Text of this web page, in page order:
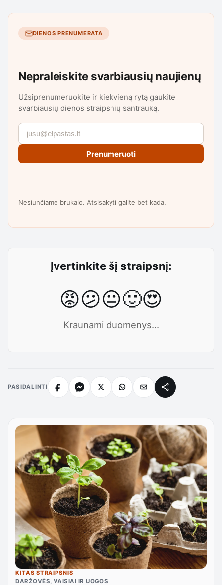
DIENOS PRENUMERATA
Nepraleiskite svarbiausių naujienų
Užsiprenumeruokite ir kiekvieną rytą gaukite
svarbiausių dienos straipsnių santrauką.
Prenumeruoti
Nesiunčiame brukalo. Atsisakyti galite bet kada.
Įvertinkite šį straipsnį:
😡😕😐🙂😍
Kraunami duomenys...
PASIDALINTI
KITAS STRAIPSNIS
DARŽOVĖS, VAISIAI IR UOGOS